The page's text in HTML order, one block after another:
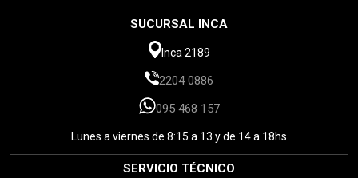
SUCURSAL INCA
Inca 2189
2204 0886
095 468 157
Lunes a viernes de 8:15 a 13 y de 14 a 18hs
SERVICIO TÉCNICO